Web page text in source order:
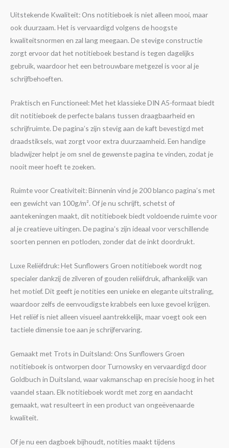
Uitstekende Kwaliteit: Ons notitieboek is niet alleen mooi, maar
ook duurzaam. Het is vervaardigd volgens de hoogste
kwaliteitsnormen en zal lang meegaan. De stevige constructie
zorgt ervoor dat het notitieboek bestand is tegen dagelijks
gebruik, waardoor het een betrouwbare metgezel is voor al je
schrijfbehoeften.
Praktisch en Functioneel: Met het klassieke DIN A5-formaat biedt
dit notitieboek de perfecte balans tussen draagbaarheid en
schrijfruimte. De pagina’s zijn stevig aan de kaft bevestigd met
draadstiksels, wat zorgt voor extra duurzaamheid. Een handige
bladwijzer helpt je om snel de gewenste pagina te vinden, zodat je
nooit meer hoeft te zoeken.
Ruimte voor Creativiteit: Binnenin vind je 200 blanco pagina’s met
een gewicht van 100g/m². Of je nu schrijft, schetst of
aantekeningen maakt, dit notitieboek biedt voldoende ruimte voor
al je creatieve uitingen. De pagina’s zijn ideaal voor verschillende
soorten pennen en potloden, zonder dat de inkt doordrukt.
Luxe Reliëfdruk: Het Sunflowers Groen notitieboek wordt nog
specialer dankzij de zilveren of gouden reliëfdruk, afhankelijk van
het motief. Dit geeft je notities een unieke en elegante uitstraling,
waardoor zelfs de eenvoudigste krabbels een luxe gevoel krijgen.
Het reliëf is niet alleen visueel aantrekkelijk, maar voegt ook een
tactiele dimensie toe aan je schrijfervaring.
Gemaakt met Trots in Duitsland: Ons Sunflowers Groen
notitieboek is ontworpen door Turnowsky en vervaardigd door
Goldbuch in Duitsland, waar vakmanschap en precisie hoog in het
vaandel staan. Elk notitieboek wordt met zorg en aandacht
gemaakt, wat resulteert in een product van ongeëvenaarde
kwaliteit.
Of je nu een dagboek bijhoudt, notities maakt tijdens